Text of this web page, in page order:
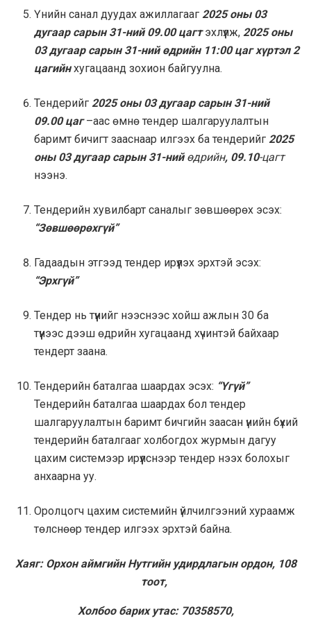
Үнийн санал дуудах ажиллагааг 2025 оны 03
дугаар сарын 31-ний 09.00 цагтэхлүүлж, 2025 оны
03 дугаар сарын 31-ний өдрийн 11:00 цаг хүртэл 2
цагийнхугацаанд зохион байгуулна.
Тендерийг 2025 оны 03 дугаар сарын 31-ний
09.00 цаг–аас өмнө тендер шалгаруулалтын
баримт бичигт зааснаар илгээх ба тендерийг 2025
оны 03 дугаар сарын 31-нийөдрийн, 09.10-цагт
нээнэ.
Тендерийн хувилбарт саналыг зөвшөөрөх эсэх:
“Зөвшөөрөхгүй”
Гадаадын этгээд тендер ирүүлэх эрхтэй эсэх:
“Эрхгүй”
Тендер нь түүнийг нээснээс хойш ажлын 30 ба
түүнээс дээш өдрийн хугацаанд хүчинтэй байхаар
тендерт заана.
Тендерийн баталгаа шаардах эсэх: “Үгүй”
Тендерийн баталгаа шаардах бол тендер
шалгаруулалтын баримт бичгийн заасан үнийн бүхий
тендерийн баталгааг холбогдох журмын дагуу
цахим системээр ирүүлснээр тендер нээх болохыг
анхаарна уу.
Оролцогч цахим системийн үйлчилгээний хураамж
төлснөөр тендер илгээх эрхтэй байна.
Хаяг: Орхон аймгийн Нутгийн удирдлагын ордон, 108
тоот,
Холбоо барих утас: 70358570,